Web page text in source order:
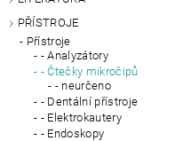
PŘÍSTROJE
Přístroje
- Analyzátory
- Čtečky mikročipů
- neurčeno
- Dentální přístroje
- Elektrokautery
- Endoskopy